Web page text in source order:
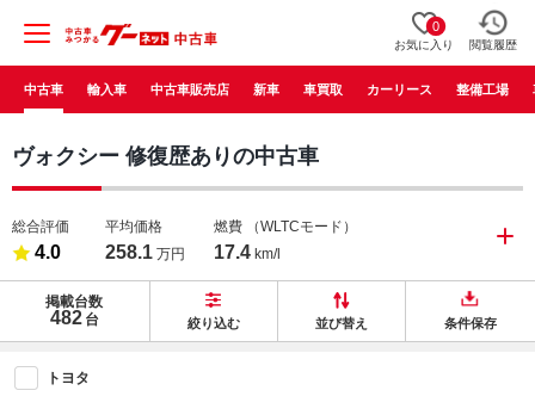
0
お気に入り 閲覧履歴
中古車 輸入車 中古車販売店 新車 車買取 カーリース 整備工場
ヴォクシー 修復歴ありの中古車
総合評価
4.0
平均価格
258.1 万円
燃費 （WLTCモード）
17.4 km/l
掲載台数
482 台 絞り込む 並び替え 条件保存
トヨタ